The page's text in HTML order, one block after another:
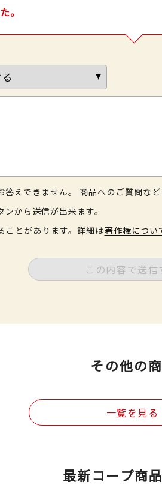
。
えできません。 商品へのご質問など
から送信が出来ます。
とがあります。詳細は著作権につい
この内容で送信
その他の
一覧を見る
最新コープ商